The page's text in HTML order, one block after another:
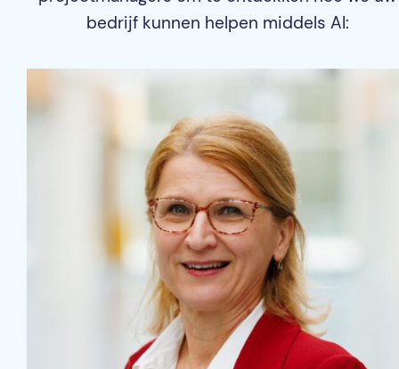
bedrijf kunnen helpen middels AI: